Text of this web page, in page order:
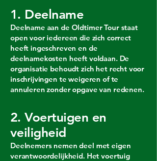
1. Deelname
Deelname aan de Oldtimer Tour staat
open voor iedereen die zich correct
heeft ingeschreven en de
deelnamekosten heeft voldaan. De
organisatie behoudt zich het recht voor
inschrijvingen te weigeren of te
annuleren zonder opgave van redenen.
2. Voertuigen en
veiligheid
Deelnemers nemen deel met eigen
verantwoordelijkheid. Het voertuig